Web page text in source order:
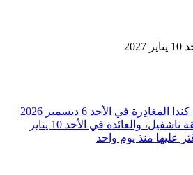
من ⁦سانت جورج⁩ إلى ⁦منطقة ناشفيل⁩، والعائدة في ⁦الأحد 10 يناير